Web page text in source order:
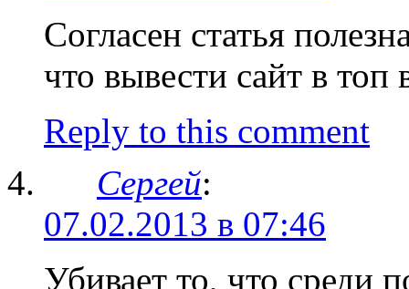
Согласен статья
что вывести сайт в топ
Reply to this comment
Сергей:
07.02.2013 в 07:46
Убивает то, что среди